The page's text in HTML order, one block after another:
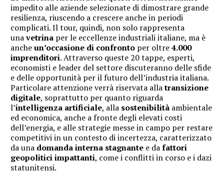
impedito alle aziende selezionate di dimostrare grande
resilienza, riuscendo a crescere anche in periodi
complicati. Il tour, quindi, non solo rappresenta
unavetrina per le eccellenze industriali italiane, ma è
ancheun’occasione di confronto per oltre4.000
imprenditori. Attraverso queste 20 tappe, esperti,
economisti e leader del settore discuteranno delle sfide
e delle opportunità per il futuro dell’industria italiana.
Particolare attenzione verrà riservata allatransizione
digitale, soprattutto per quanto riguarda
l’intelligenza artificiale, alla sostenibilità ambientale
ed economica, anche a fronte degli elevati costi
dell’energia, e alle strategie messe in campo per restare
competitivi in un contesto di incertezza, caratterizzato
da una domanda interna stagnante e dafattori
geopolitici impattanti, come i conflitti in corso e i dazi
statunitensi.